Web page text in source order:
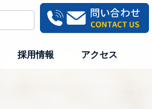
採用情報 アクセス